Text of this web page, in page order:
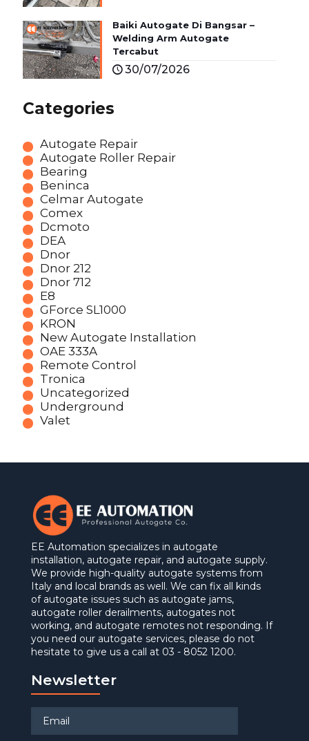
Baiki Autogate Di Bangsar –
Welding Arm Autogate
Tercabut
30/07/2026
Categories
Autogate Repair
Autogate Roller Repair
Bearing
Beninca
Celmar Autogate
Comex
Dcmoto
DEA
Dnor
Dnor 212
Dnor 712
E8
GForce SL1000
KRON
New Autogate Installation
OAE 333A
Remote Control
Tronica
Uncategorized
Underground
Valet
EE Automation specializes in autogate
installation, autogate repair, and autogate supply.
We provide high-quality autogate systems from
Italy and local brands as well. We can fix all kinds
of autogate issues such as autogate jams,
autogate roller derailments, autogates not
working, and autogate remotes not responding. If
you need our autogate services, please do not
hesitate to give us a call at 03 - 8052 1200.
Newsletter